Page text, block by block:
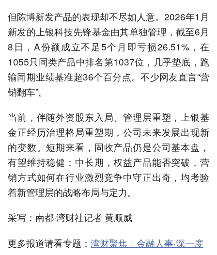
但陈博新发产品的表现却不尽如人意。2026年1月
新发的上银科技先锋基金由其单独管理，截至6月
8日，A份额成立不足5个月即亏损26.51%，在
1055只同类产品中排名第1037位，几乎垫底，跑
输同期业绩基准超36个百分点。不少网友直言“营
销翻车”。
当前，伴随外资股东入局、管理层重塑，上银基
金正经历治理格局重塑期，公司未来发展出现新
的变数。短期来看，固收产品仍是公司基本盘，
有望维持稳健；中长期，权益产品能否突破，营
销方式如何在行业激烈竞争中守正出奇，均考验
着新管理层的战略布局与定力。
采写：南都·湾财社记者 黄顺威
更多报道请看专题： 湾财聚焦｜金融人事·深一度